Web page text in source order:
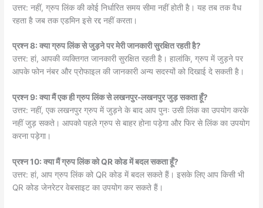
उत्तर: नहीं, ग्रुप लिंक की कोई निर्धारित समय सीमा नहीं होती है। यह तब तक वैध
रहता है जब तक एडमिन इसे रद्द नहीं करता।
प्रश्न 8: क्या ग्रुप लिंक से जुड़ने पर मेरी जानकारी सुरक्षित रहती है?
उत्तर: हां, आपकी व्यक्तिगत जानकारी सुरक्षित रहती है। हालांकि, ग्रुप में जुड़ने पर
आपके फोन नंबर और प्रोफाइल की जानकारी अन्य सदस्यों को दिखाई दे सकती है।
प्रश्न 9: क्या मैं एक ही ग्रुप लिंक से लखनपुर-लखनपुर जुड़ सकता हूँ?
उत्तर: नहीं, एक लखनपुर ग्रुप में जुड़ने के बाद आप पुनः उसी लिंक का उपयोग करके
नहीं जुड़ सकते। आपको पहले ग्रुप से बाहर होना पड़ेगा और फिर से लिंक का उपयोग
करना पड़ेगा।
प्रश्न 10: क्या मैं ग्रुप लिंक को QR कोड में बदल सकता हूँ?
उत्तर: हां, आप ग्रुप लिंक को QR कोड में बदल सकते हैं। इसके लिए आप किसी भी
QR कोड जेनरेटर वेबसाइट का उपयोग कर सकते हैं।